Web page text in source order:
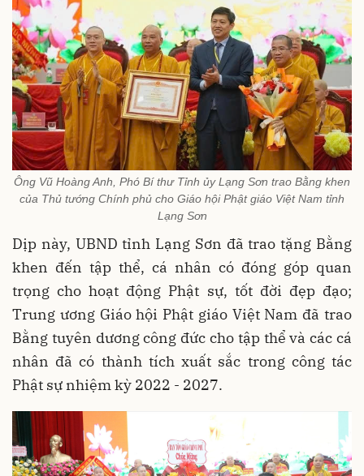
Ông Vũ Hoàng Anh, Phó Bí thư Tỉnh ủy Lạng Sơn trao Bằng khen
của Thủ tướng Chính phủ cho Giáo hội Phật giáo Việt Nam tỉnh
Lạng Sơn
Dịp này, UBND tỉnh Lạng Sơn đã trao tặng Bằng
khen đến tập thể, cá nhân có đóng góp quan
trọng cho hoạt động Phật sự, tốt đời đẹp đạo;
Trung ương Giáo hội Phật giáo Việt Nam đã trao
Bằng tuyên dương công đức cho tập thể và các cá
nhân đã có thành tích xuất sắc trong công tác
Phật sự nhiệm kỳ 2022 - 2027.